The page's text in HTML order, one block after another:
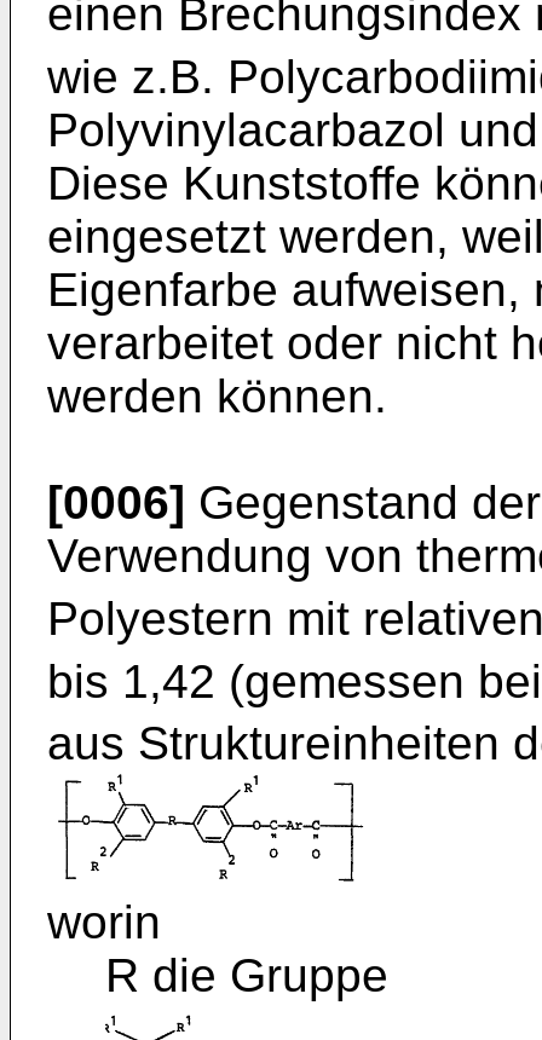
einen Brechungsindex
wie z.B.
Polyvinylacarbazol
Diese Kunststoffe
eingesetzt werden,
Eigenfarbe
verarbeitet oder nicht
werden können.
[0006] Gegenstand
Verwendung von
Polyestern mit
bis 1,42 (gemessen
aus Struktureinheiten
worin
R die Gruppe